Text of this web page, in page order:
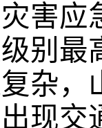
害应
别最
杂，
现